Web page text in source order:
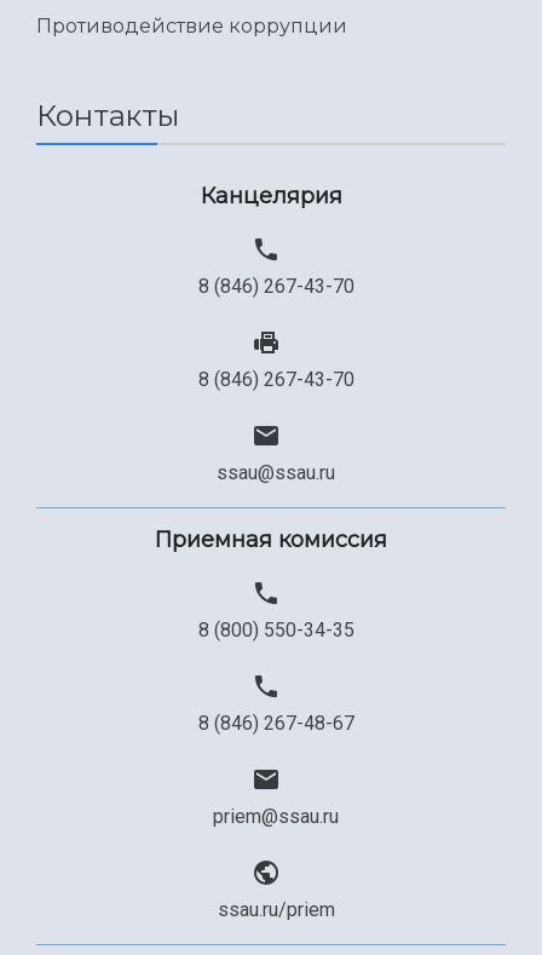
Официальные документы
Противодействие коррупции
Контакты
Канцелярия
8 (846) 267-43-70
8 (846) 267-43-70
ssau@ssau.ru
Приемная комиссия
8 (800) 550-34-35
8 (846) 267-48-67
priem@ssau.ru
ssau.ru/priem